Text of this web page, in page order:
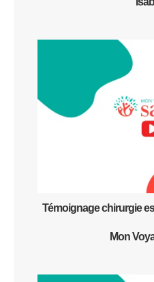
Témoignage chirurgie
Mon